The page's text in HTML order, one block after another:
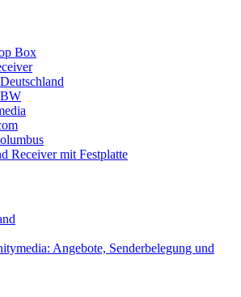
Box
Receiver mit Festplatte
Angebote, Senderbelegung und